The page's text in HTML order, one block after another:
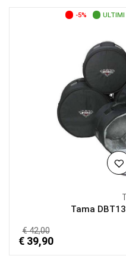
-5% ULTIMI
Tama
€ 42,00
€ 39,90